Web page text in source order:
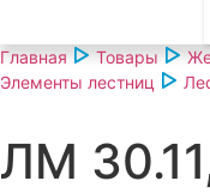
Главная
Товары
Элементы лестниц
ЛМ